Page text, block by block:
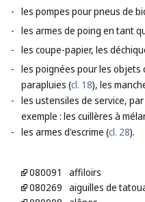
- les pompes pour pneus de
- les armes de poing en tant
- les coupe-papier, les
- les poignées pour les objets
parapluies (cl. 18), les
- les ustensiles de service,
exemple : les cuillères à
- les armes d'escrime (cl. 28).
080091
affiloirs
080269 aiguilles de